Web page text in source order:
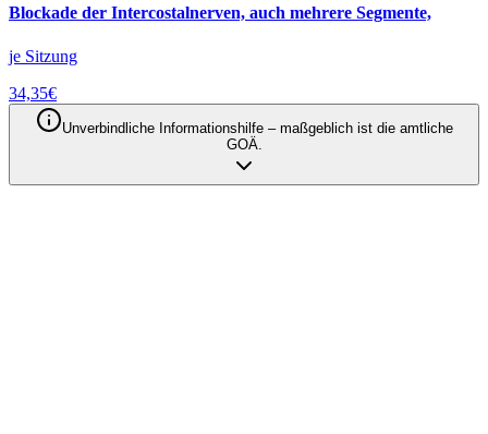
Blockade der Intercostalnerven, auch mehrere Segmente,
je Sitzung
34,35€
Unverbindliche Informationshilfe – maßgeblich ist die amtliche
GOÄ.